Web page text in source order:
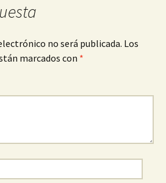
no será publicada. Los
marcados con *